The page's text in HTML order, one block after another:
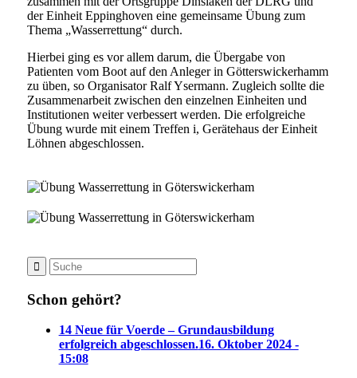
der Einheit Eppinghoven eine gemeinsame Übung zum
Thema „Wasserrettung“ durch.
Hierbei ging es vor allem darum, die Übergabe von
Patienten vom Boot auf den Anleger in Götterswickerhamm
zu üben, so Organisator Ralf Ysermann. Zugleich sollte die
Zusammenarbeit zwischen den einzelnen Einheiten und
Institutionen weiter verbessert werden. Die erfolgreiche
Übung wurde mit einem Treffen i, Gerätehaus der Einheit
Löhnen abgeschlossen.
Schon gehört?
14 Neue für Voerde – Grundausbildung
erfolgreich abgeschlossen.16. Oktober 2024 -
15:08